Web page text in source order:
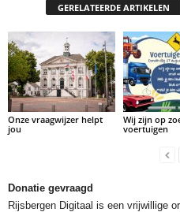
GERELATEERDE ARTIKELEN
Onze vraagwijzer helpt
jou
Wij zijn op
voertuigen
Donatie gevraagd
Rijsbergen Digitaal is een vrijwillige